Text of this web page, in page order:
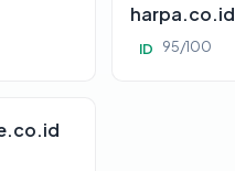
harpa.co.id
ID 95/100